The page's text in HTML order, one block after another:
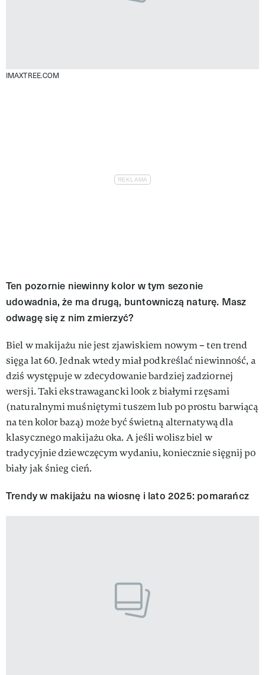
IMAXTREE.COM
Ten pozornie niewinny kolor w tym sezonie
udowadnia, że ma drugą, buntowniczą naturę. Masz
odwagę się z nim zmierzyć?
Biel w makijażu nie jest zjawiskiem nowym – ten trend
sięga lat 60. Jednak wtedy miał podkreślać niewinność, a
dziś występuje w zdecydowanie bardziej zadziornej
wersji. Taki ekstrawagancki look z białymi rzęsami
(naturalnymi muśniętymi tuszem lub po prostu barwiącą
na ten kolor bazą) może być świetną alternatywą dla
klasycznego makijażu oka. A jeśli wolisz biel w
tradycyjnie dziewczęcym wydaniu, koniecznie sięgnij po
biały jak śnieg cień.
Trendy w makijażu na wiosnę i lato 2025: pomarańcz